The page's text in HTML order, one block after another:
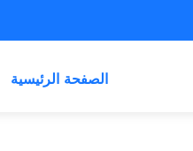
الصفحة الرئيسية